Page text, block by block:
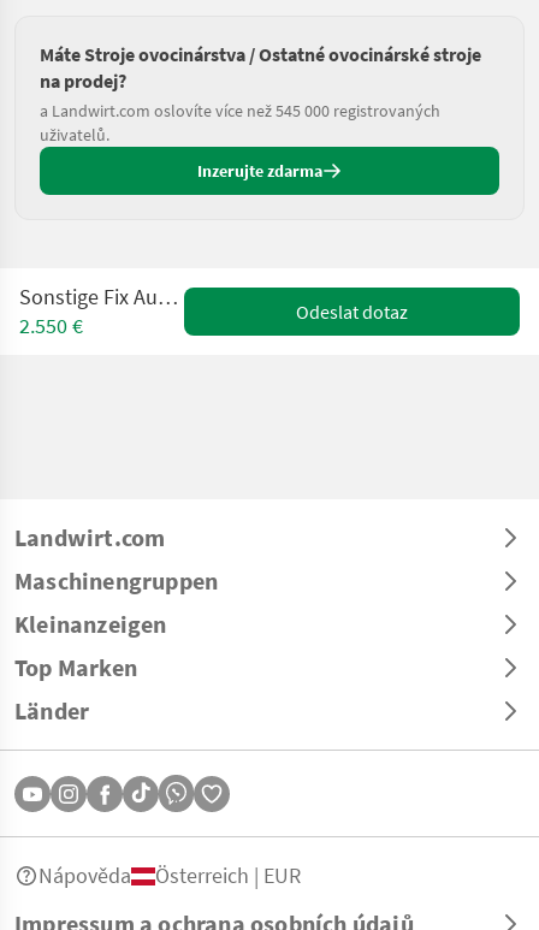
Máte Stroje ovocinárstva / Ostatné ovocinárské stroje
na prodej?
a Landwirt.com oslovíte více než 545 000 registrovaných
uživatelů.
Inzerujte zdarma
Sonstige Fix Aufwickler KME
2.550 €
Odeslat dotaz
Landwirt.com
Maschinengruppen
Kleinanzeigen
Top Marken
Länder
Impressum a ochrana osobních údajů
Nápověda Österreich | EUR